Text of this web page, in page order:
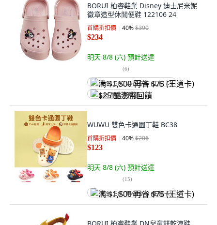
BORUI 柏睿鞋業 Disney 迪士尼米妮
徽章造型休閒便鞋 122106 24
首購折扣價 40%$390
$234
明天 8/8 (六) 預計送達
(6)
满 $1,500 再省 $75 (王道卡)
$25 酷澎幣回饋
WUWU 雙色卡通園丁鞋 BC38
首購折扣價 40%$206
$123
明天 8/8 (六) 預計送達
(15)
满 $1,500 再省 $75 (王道卡)